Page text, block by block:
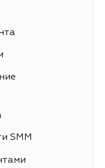
SMM